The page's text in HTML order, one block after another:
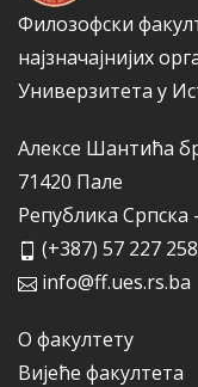
Филозофски
најзначајнијих
Универзитета у
Алексе Шантића
71420 Пале
Република Српска
(+387) 57 227 258
info@ff.ues.rs.ba
О факултету
Вијеће факултета